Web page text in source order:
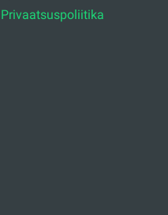
Privaatsuspoliitika